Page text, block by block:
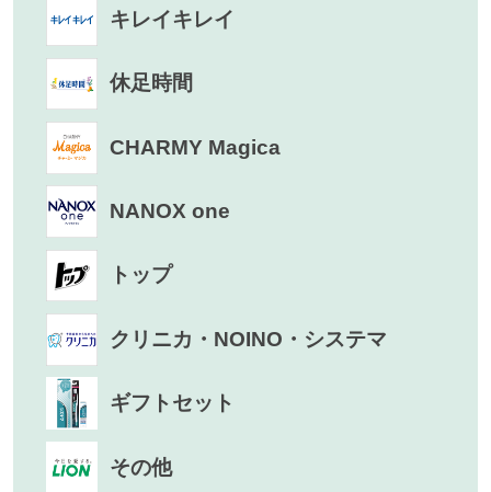
キレイキレイ
休足時間
CHARMY Magica
NANOX one
トップ
クリニカ・NOINO・システマ
ギフトセット
その他